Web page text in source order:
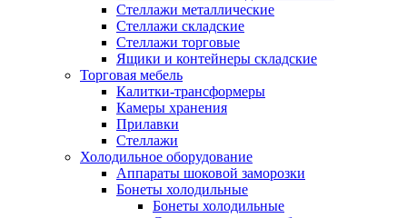
Стеллажи металлические
Стеллажи складские
Стеллажи торговые
Ящики и контейнеры складские
Торговая мебель
Калитки-трансформеры
Камеры хранения
Прилавки
Стеллажи
Холодильное оборудование
Аппараты шоковой заморозки
Бонеты холодильные
Бонеты холодильные